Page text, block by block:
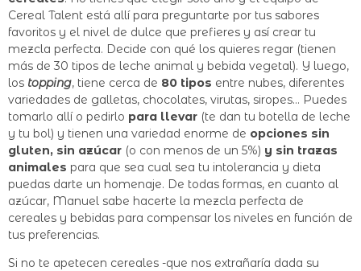
Cereal Talent está allí para preguntarte por tus sabores
favoritos y el nivel de dulce que prefieres y así crear tu
mezcla perfecta. Decide con qué los quieres regar (tienen
más de 30 tipos de leche animal y bebida vegetal). Y luego,
los topping, tiene cerca de 80 tipos entre nubes, diferentes
variedades de galletas, chocolates, virutas, siropes… Puedes
tomarlo allí o pedirlo para llevar (te dan tu botella de leche
y tu bol) y tienen una variedad enorme de opciones sin
gluten, sin azúcar (o con menos de un 5%) y sin trazas
animales para que sea cual sea tu intolerancia y dieta
puedas darte un homenaje. De todas formas, en cuanto al
azúcar, Manuel sabe hacerte la mezcla perfecta de
cereales y bebidas para compensar los niveles en función de
tus preferencias.
Si no te apetecen cereales -que nos extrañaría dada su